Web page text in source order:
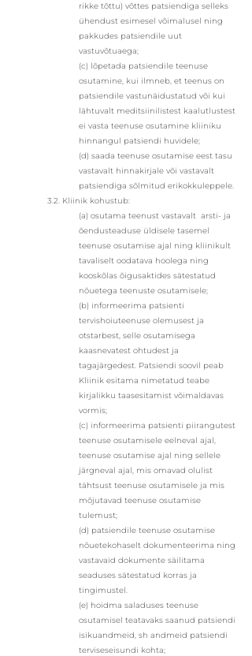
rikke tõttu) võttes patsiendiga selleks
ühendust esimesel võimalusel ning
pakkudes patsiendile uut
vastuvõtuaega;
(c) lõpetada patsiendile teenuse
osutamine, kui ilmneb, et teenus on
patsiendile vastunäidustatud või kui
lähtuvalt meditsiinilistest kaalutlustest
ei vasta teenuse osutamine kliiniku
hinnangul patsiendi huvidele;
(d) saada teenuse osutamise eest tasu
vastavalt hinnakirjale või vastavalt
patsiendiga sõlmitud erikokkuleppele.
3.2. Kliinik kohustub:
(a) osutama teenust vastavalt arsti- ja
õendusteaduse üldisele tasemel
teenuse osutamise ajal ning kliinikult
tavaliselt oodatava hoolega ning
kooskõlas õigusaktides sätestatud
nõuetega teenuste osutamisele;
(b) informeerima patsienti
tervishoiuteenuse olemusest ja
otstarbest, selle osutamisega
kaasnevatest ohtudest ja
tagajärgedest. Patsiendi soovil peab
Kliinik esitama nimetatud teabe
kirjalikku taasesitamist võimaldavas
vormis;
(c) informeerima patsienti piirangutest
teenuse osutamisele eelneval ajal,
teenuse osutamise ajal ning sellele
järgneval ajal, mis omavad olulist
tähtsust teenuse osutamisele ja mis
mõjutavad teenuse osutamise
tulemust;
(d) patsiendile teenuse osutamise
nõuetekohaselt dokumenteerima ning
vastavaid dokumente säilitama
seaduses sätestatud korras ja
tingimustel.
(e) hoidma saladuses teenuse
osutamisel teatavaks saanud patsiendi
isikuandmeid, sh andmeid patsiendi
terviseseisundi kohta;